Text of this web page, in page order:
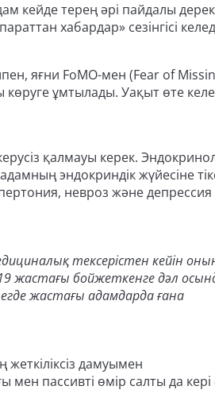
кейде терең әрі пайдалы
хабардар» сезінгісі
яғни FoMO-мен (Fear of
ұмтылады. Уақыт өте
қалмауы керек.
эндокриндік жүйесіне
невроз және депрессия
тексерістен кейін
19 жастағы бойжеткенге дәл
жастағы адамдарда ғана
дамуымен
пассивті өмір салты да кері